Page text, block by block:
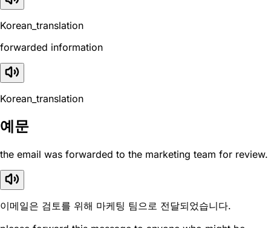
Korean_translation
forwarded information
Korean_translation
예문
the email was forwarded to the marketing team for review.
이메일은 검토를 위해 마케팅 팀으로 전달되었습니다.